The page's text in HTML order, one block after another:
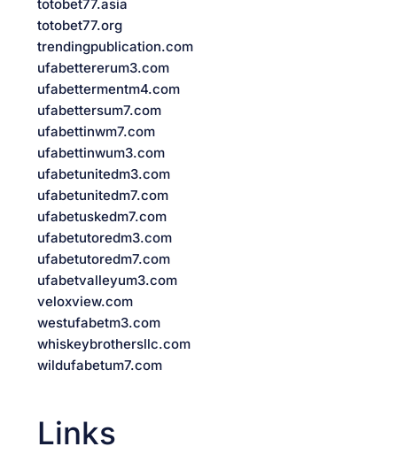
totobet77.asia
totobet77.org
trendingpublication.com
ufabettererum3.com
ufabettermentm4.com
ufabettersum7.com
ufabettinwm7.com
ufabettinwum3.com
ufabetunitedm3.com
ufabetunitedm7.com
ufabetuskedm7.com
ufabetutoredm3.com
ufabetutoredm7.com
ufabetvalleyum3.com
veloxview.com
westufabetm3.com
whiskeybrothersllc.com
wildufabetum7.com
Links